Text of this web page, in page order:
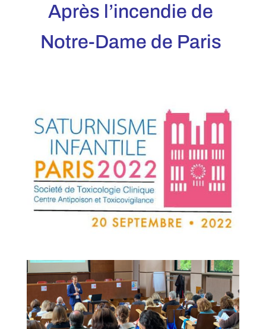
Après l’incendie de
Notre-Dame de Paris